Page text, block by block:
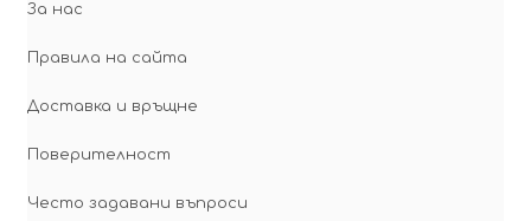
За нас
Правила на сайта
Доставка и връщне
Поверителност
Често задавани въпроси